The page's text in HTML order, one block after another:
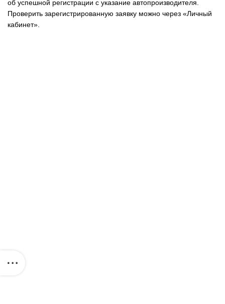
об успешной регистрации с указание автопроизводителя.
Проверить зарегистрированную заявку можно через «Личный
кабинет».